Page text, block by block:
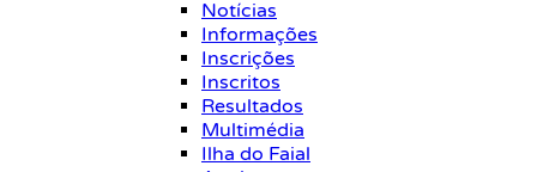
Notícias
Informações
Inscrições
Inscritos
Resultados
Multimédia
Ilha do Faial